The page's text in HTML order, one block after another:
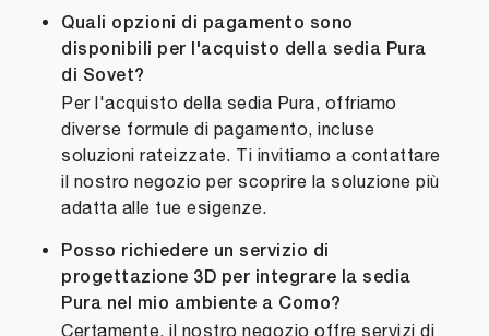
Quali opzioni di pagamento sono
disponibili per l'acquisto della sedia Pura
di Sovet?
Per l'acquisto della sedia Pura, offriamo
diverse formule di pagamento, incluse
soluzioni rateizzate. Ti invitiamo a contattare
il nostro negozio per scoprire la soluzione più
adatta alle tue esigenze.
Posso richiedere un servizio di
progettazione 3D per integrare la sedia
Pura nel mio ambiente a Como?
Certamente, il nostro negozio offre servizi di